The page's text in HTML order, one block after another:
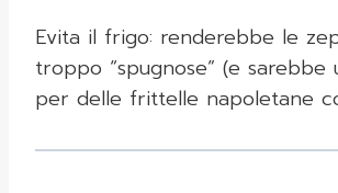
Evita il frigo: renderebbe le
troppo “spugnose” (e sarebbe
per delle frittelle napoletane